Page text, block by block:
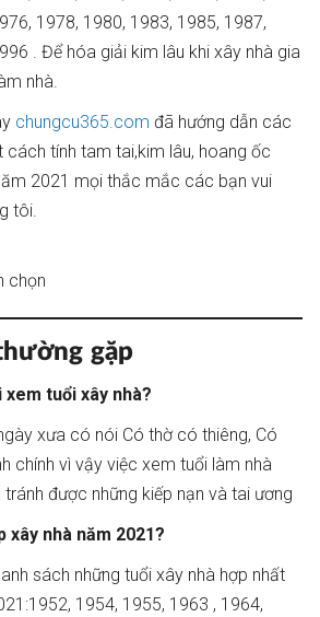
1978, 1980, 1983, 1985, 1987,
. Để hóa giải kim lâu khi xây nhà gia
nhà.
chungcu365.com đã hướng dẫn các
cách tính tam tai,kim lâu, hoang ốc
2021 mọi thắc mắc các bạn vui
tôi.
chọn
gặp
tuổi xây nhà?
xưa có nói Có thờ có thiêng, Có
chính vì vậy việc xem tuổi làm nhà
được những kiếp nạn và tai ương
xây nhà năm 2021?
sách những tuổi xây nhà hợp nhất
1954, 1955, 1963 , 1964,